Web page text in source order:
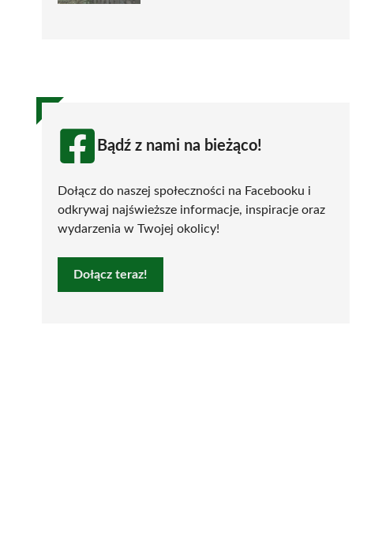
Bądź z nami na bieżąco!
Dołącz do naszej społeczności na Facebooku i
odkrywaj najświeższe informacje, inspiracje oraz
wydarzenia w Twojej okolicy!
Dołącz teraz!